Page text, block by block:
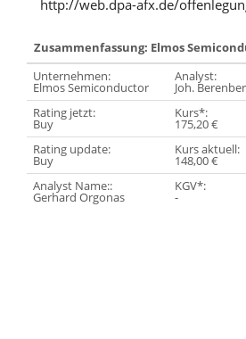
http://web.dpa-afx.de/
Zusammenfassung: Elmos
Unternehmen:
Elmos Semiconductor
Analyst:
Joh.
Rating jetzt:
Buy
Kurs*:
175,20 €
Rating update:
Buy
Kurs aktuell:
148,00 €
Analyst Name::
Gerhard Orgonas
KGV*:
-